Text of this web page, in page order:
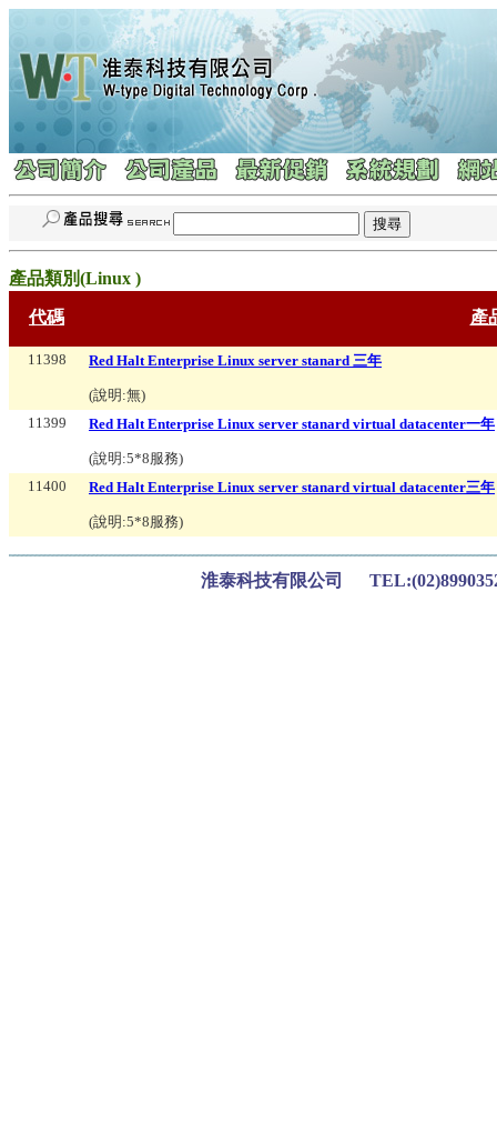
產品類別(Linux )
代碼 產
11398 Red Halt Enterprise Linux server stanard 三年
(說明:無)
11399
Red Halt Enterprise Linux server stanard virtual datacenter一年
(說明:5*8服務)
11400
Red Halt Enterprise Linux server stanard virtual datacenter三年
(說明:5*8服務)
淮泰科技有限公司